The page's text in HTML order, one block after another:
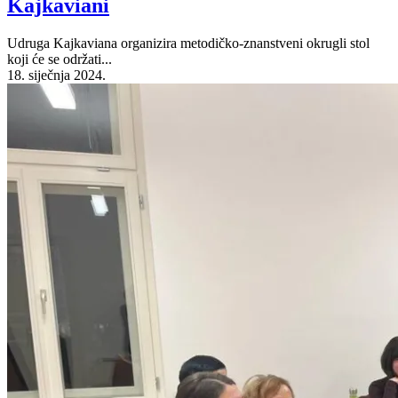
Kajkaviani
Udruga Kajkaviana organizira metodičko-znanstveni okrugli stol
koji će se održati...
18. siječnja 2024.